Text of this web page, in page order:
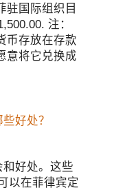
驻国际组织目
注：
币存放在存款
意将它兑换成
好处？
好处。这些
以在菲律宾定